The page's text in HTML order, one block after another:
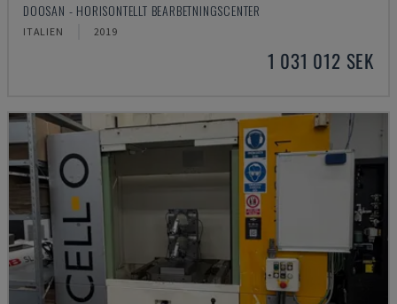
DOOSAN - HORISONTELLT BEARBETNINGSCENTER
ITALIEN 2019
1 031 012 SEK